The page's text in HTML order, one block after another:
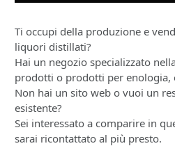
Ti occupi della produzione e
liquori distillati?
Hai un negozio specializzato
prodotti o prodotti per enologia,
Non hai un sito web o vuoi un
esistente?
Sei interessato a comparire in
sarai ricontattato al più presto.